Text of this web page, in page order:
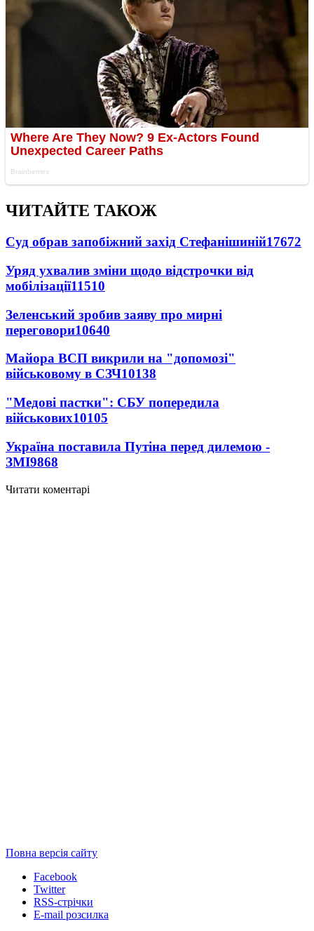
ЧИТАЙТЕ ТАКОЖ
Суд обрав запобіжний захід Стефанішиній17672
Уряд ухвалив зміни щодо відстрочки від
мобілізації11510
Зеленський зробив заяву про мирні
переговори10640
Майора ВСП викрили на "допомозі"
військовому в СЗЧ10138
"Медові пастки": СБУ попередила
військових10105
Україна поставила Путіна перед дилемою -
ЗМІ9868
Читати коментарі
Повна версія сайту
Facebook
Twitter
RSS-стрічки
E-mail розсилка